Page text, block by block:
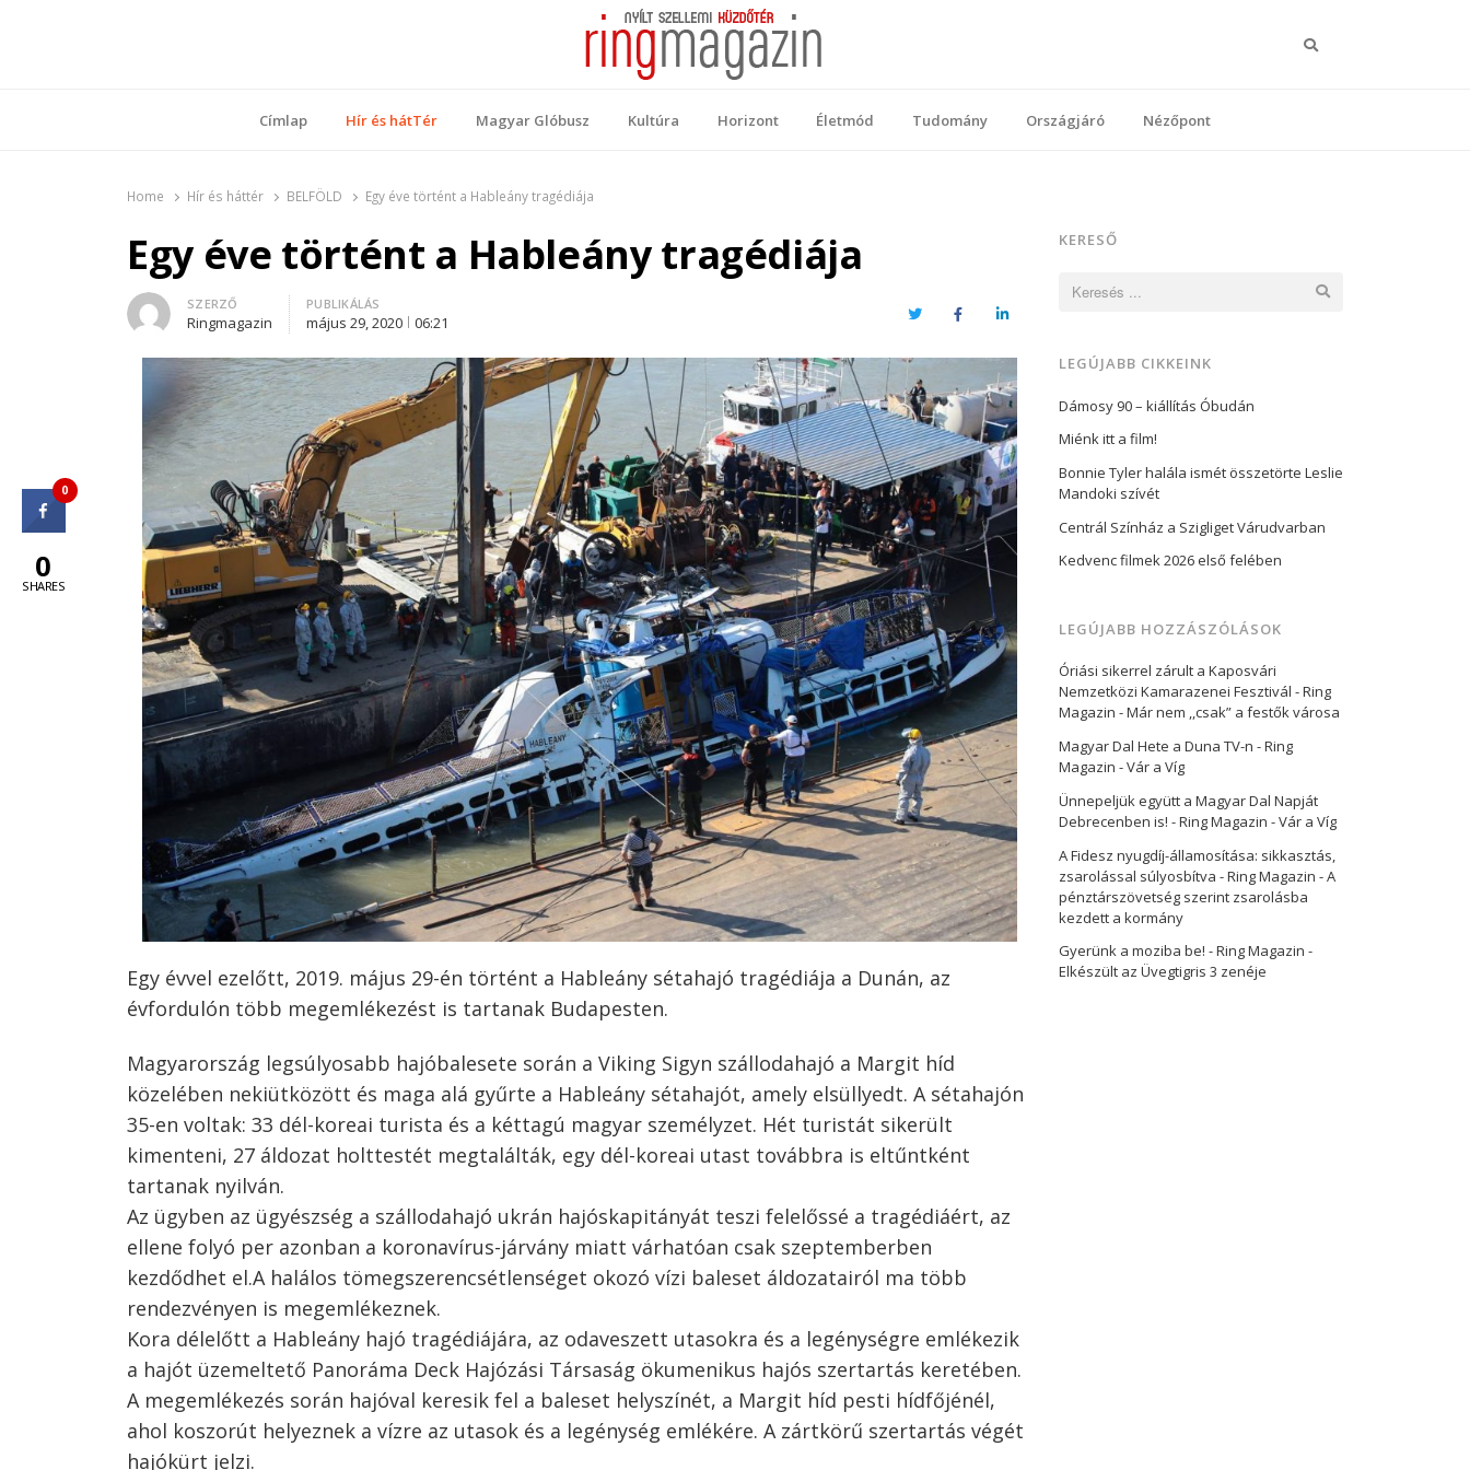
Címlap Hír és hátTér Magyar Glóbusz Kultúra Horizont Életmód Tudomány Országjáró Nézőpont
Home Hír és háttér BELFÖLD Egy éve történt a Hableány tragédiája
Egy éve történt a Hableány tragédiája
Author
SZERZŐ
Ringmagazin
PUBLIKÁLÁS
május 29, 2020 06:21 TwitterFacebookLinkedIn
Egy évvel ezelőtt, 2019. május 29-én történt a Hableány sétahajó tragédiája a Dunán, az
évfordulón több megemlékezést is tartanak Budapesten.
Magyarország legsúlyosabb hajóbalesete során a Viking Sigyn szállodahajó a Margit híd
közelében nekiütközött és maga alá gyűrte a Hableány sétahajót, amely elsüllyedt. A sétahajón
35-en voltak: 33 dél-koreai turista és a kéttagú magyar személyzet. Hét turistát sikerült
kimenteni, 27 áldozat holttestét megtalálták, egy dél-koreai utast továbbra is eltűntként
tartanak nyilván.
Az ügyben az ügyészség a szállodahajó ukrán hajóskapitányát teszi felelőssé a tragédiáért, az
ellene folyó per azonban a koronavírus-járvány miatt várhatóan csak szeptemberben
kezdődhet el.A halálos tömegszerencsétlenséget okozó vízi baleset áldozatairól ma több
rendezvényen is megemlékeznek.
Kora délelőtt a Hableány hajó tragédiájára, az odaveszett utasokra és a legénységre emlékezik
a hajót üzemeltető Panoráma Deck Hajózási Társaság ökumenikus hajós szertartás keretében.
A megemlékezés során hajóval keresik fel a baleset helyszínét, a Margit híd pesti hídfőjénél,
ahol koszorút helyeznek a vízre az utasok és a legénység emlékére. A zártkörű szertartás végét
hajókürt jelzi.
KERESŐ
LEGÚJABB CIKKEINK
Dámosy 90 – kiállítás Óbudán
Miénk itt a film!
Bonnie Tyler halála ismét összetörte Leslie
Mandoki szívét
Centrál Színház a Szigliget Várudvarban
Kedvenc filmek 2026 első felében
LEGÚJABB HOZZÁSZÓLÁSOK
Óriási sikerrel zárult a Kaposvári
Nemzetközi Kamarazenei Fesztivál - Ring
Magazin -Már nem ,,csak” a festők városa
Magyar Dal Hete a Duna TV-n - Ring
Magazin -Vár a Víg
Ünnepeljük együtt a Magyar Dal Napját
Debrecenben is! - Ring Magazin -Vár a Víg
A Fidesz nyugdíj-államosítása: sikkasztás,
zsarolással súlyosbítva - Ring Magazin -A
pénztárszövetség szerint zsarolásba
kezdett a kormány
Gyerünk a moziba be! - Ring Magazin -
Elkészült az Üvegtigris 3 zenéje
0
0
SHARES